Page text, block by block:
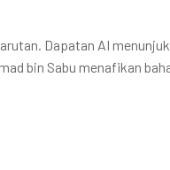
Dapatan AI
bin Sabu menafikan